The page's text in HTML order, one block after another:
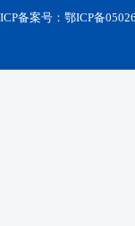
ICP备案号：鄂ICP备